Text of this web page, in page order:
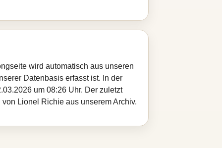
wird automatisch aus unseren
Datenbasis erfasst ist. In der
um 08:26 Uhr. Der zuletzt
Lionel Richie aus unserem Archiv.